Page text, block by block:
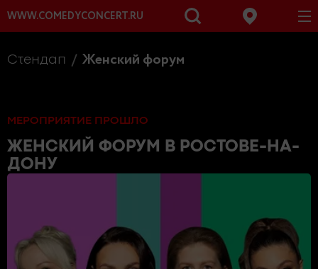
WWW.COMEDYCONCERT.RU
Стендап Женский форум
МЕРОПРИЯТИЕ ПРОШЛО
ЖЕНСКИЙ ФОРУМ
В РОСТОВЕ-НА-
ДОНУ